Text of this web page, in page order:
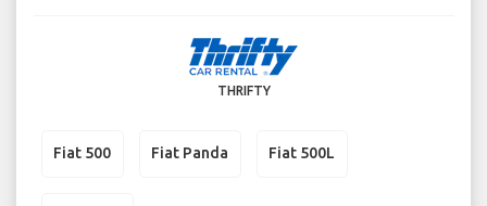
THRIFTY
Fiat 500 Fiat Panda Fiat 500L